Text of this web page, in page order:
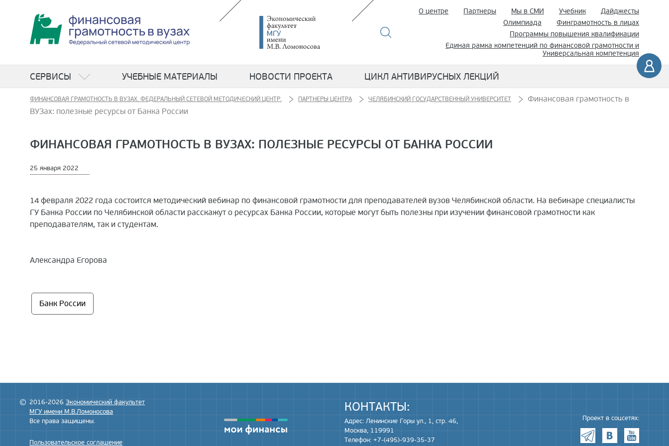
О центре Партнеры Мы в СМИ Учебник
Дайджесты
Олимпиада
Финграмотность в лицах
Программы повышения квалификации
Единая рамка компетенций по финансовой грамотности и
Универсальная компетенция
СЕРВИСЫ УЧЕБНЫЕ МАТЕРИАЛЫ НОВОСТИ ПРОЕКТА ЦИКЛ АНТИВИРУСНЫХ ЛЕКЦИЙ
ФИНАНСОВАЯ ГРАМОТНОСТЬ В ВУЗАХ. ФЕДЕРАЛЬНЫЙ СЕТЕВОЙ МЕТОДИЧЕСКИЙ ЦЕНТР. ПАРТНЕРЫ ЦЕНТРА ЧЕЛЯБИНСКИЙ ГОСУДАРСТВЕННЫЙ УНИВЕРСИТЕТ
Финансовая грамотность в
ВУЗах: полезные ресурсы от Банка России
ФИНАНСОВАЯ ГРАМОТНОСТЬ В ВУЗАХ: ПОЛЕЗНЫЕ РЕСУРСЫ ОТ БАНКА РОССИИ
25 января 2022
14 февраля 2022 года состоится методический вебинар по финансовой грамотности для преподавателей вузов Челябинской области. На вебинаре специалисты
ГУ Банка России по Челябинской области расскажут о ресурсах Банка России, которые могут быть полезны при изучении финансовой грамотности как
преподавателям, так и студентам.
Александра Егорова
Банк России
2016-2026Экономический факультет
МГУ имени М.В.Ломоносова
Все права защищены.
Пользовательское соглашение
КОНТАКТЫ:
Адрес: Ленинские Горы ул., 1, стр. 46,
Москва, 119991
Телефон: +7-(495)-939-35-37
Проект в соцсетях: